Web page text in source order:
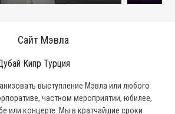
Сайт Мэвла
Кипр Турция
выступление Мэвла или любого
частном мероприятии, юбилее,
или концерте. Мы в кратчайшие сроки